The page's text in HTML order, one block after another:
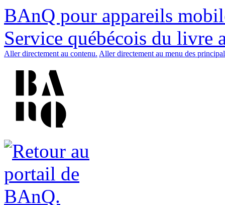
BAnQ pour appareils
Service québécois du livre
Aller directement au contenu. Aller directement au menu des